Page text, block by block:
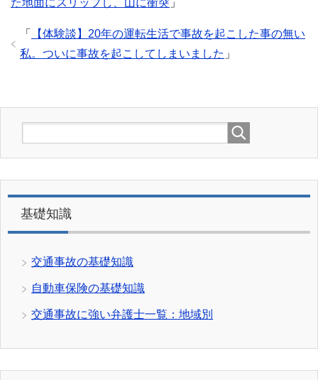
た地面にスリップし、山に衝突 」
「
【体験談】20年の運転生活で事故を起こした事の無い
私。ついに事故を起こしてしまいました 」
基礎知識
交通事故の基礎知識
自動車保険の基礎知識
交通事故に強い弁護士一覧：地域別